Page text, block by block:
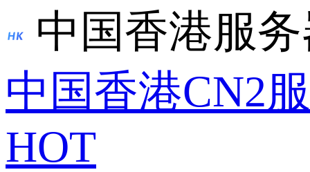
中国香港服
中国香港CN2
HOT